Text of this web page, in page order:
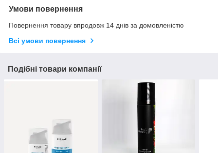
Умови повернення
Повернення товару впродовж 14 днів за домовленістю
Всі умови повернення
Подібні товари компанії